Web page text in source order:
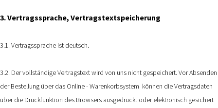
3. Vertragssprache, Vertragstextspeicherung
3.1. Vertragssprache ist deutsch.
3.2. Der vollständige Vertragstext wird von uns nicht gespeichert. Vor Absenden
der Bestellung über das Online - Warenkorbsystem können die Vertragsdaten
über die Druckfunktion des Browsers ausgedruckt oder elektronisch gesichert